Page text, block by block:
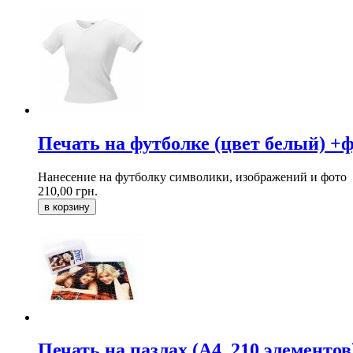
Печать на футболке (цвет белый)
Нанесение на футболку символики, изображений и фото
210,00 грн.
в корзину